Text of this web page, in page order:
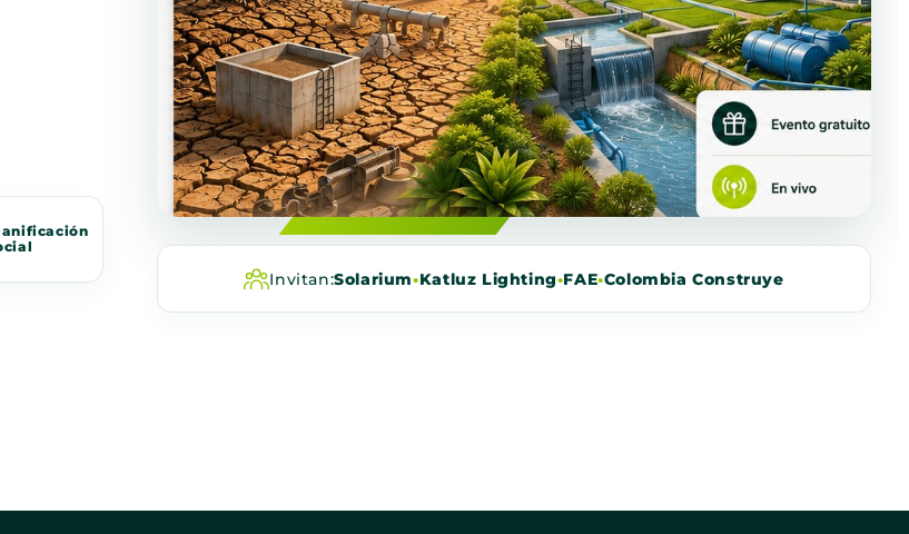
Invitan:Solarium•Katluz Lighting•FAE•Colombia Construye